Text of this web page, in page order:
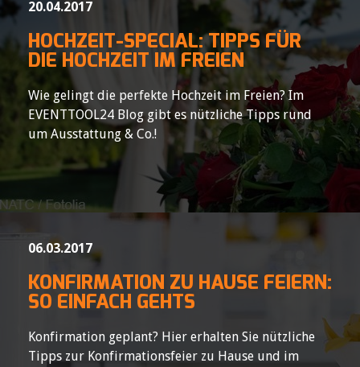
20.04.2017
HOCHZEIT-SPECIAL: TIPPS FÜR
DIE HOCHZEIT IM FREIEN
Wie gelingt die perfekte Hochzeit im Freien? Im
EVENTTOOL24 Blog gibt es nützliche Tipps rund
um Ausstattung & Co.!
06.03.2017
KONFIRMATION ZU HAUSE FEIERN:
SO EINFACH GEHTS
Konfirmation geplant? Hier erhalten Sie nützliche
Tipps zur Konfirmationsfeier zu Hause und im